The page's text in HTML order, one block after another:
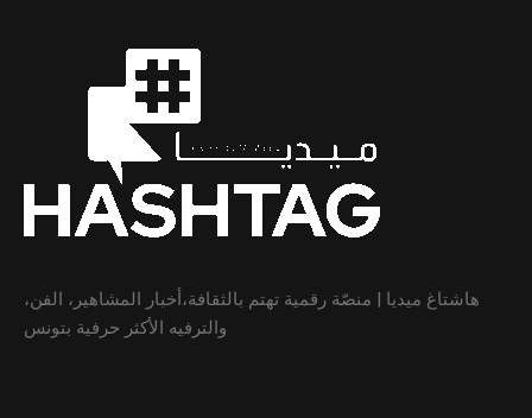
هاشتاغ ميديا | منصّة رقمية تهتم بالثقافة،أخبار المشاهير، الفن،
والترفيه الأكثر حرفية بتونس